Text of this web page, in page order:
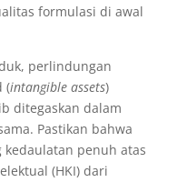
formulasi di awal
perlindungan
(intangible assets)
ditegaskan dalam
Pastikan bahwa
kedaulatan penuh atas
(HKI) dari